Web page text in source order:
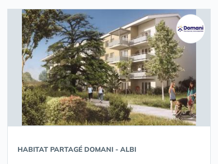
HABITAT PARTAGÉ DOMANI - ALBI